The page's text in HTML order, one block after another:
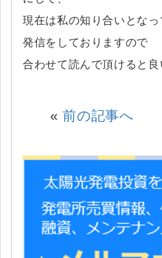
現在は私の知り合いとな
発信をしておりますので
合わせて読んで頂けると良
«前の記事へ